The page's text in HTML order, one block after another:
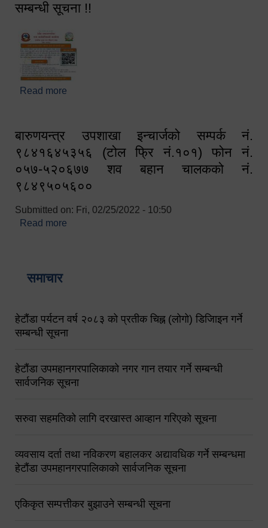
सम्बन्धी सूचना !!
Read more
बारुणयन्त्र उपशाखा इन्चार्जको सम्पर्क नं.
९८४१६४५३५६ (टोल फ्रि नं.१०१) फोन नं.
०५७-५२०६७७ शव बहान चालकको नं.
९८४९५०५६००
Submitted on: Fri, 02/25/2022 - 10:50
Read more
समाचार
हेटौंडा पर्यटन वर्ष २०८३ को प्रतीक चिह्न (लोगो) डिजिाइन गर्ने
सम्बन्धी सूचना
हेटौंडा उपमहानगरपालिकाको नगर गान तयार गर्ने सम्बन्धी
सार्वजनिक सूचना
सरुवा सहमतिको लागि दरखास्त आव्हान गरिएको सूचना
व्यवसाय दर्ता तथा नविकरण बहालकर अद्यावधिक गर्ने सम्बन्धमा
हेटौंडा उपमहानगरपालिकाको सार्वजनिक सूचना
एकिकृत सम्पत्तीकर बुझाउने सम्बन्धी सूचना